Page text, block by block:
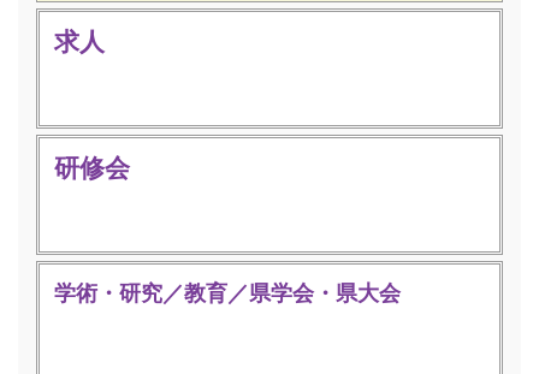
求人
研修会
学術・研究／教育／県学会・県大会